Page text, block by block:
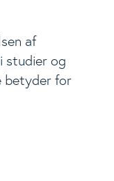
af
studier og
betyder for